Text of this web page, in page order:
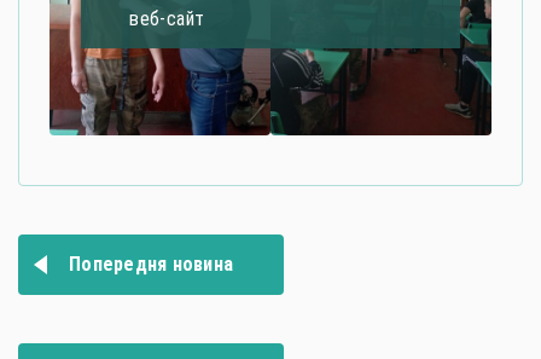
Навігація
записів
Попередня новина
веб-сайт